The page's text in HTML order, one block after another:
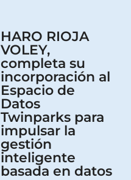
HARO RIOJA
VOLEY,
completa su
incorporación al
Espacio de
Datos
Twinparks para
impulsar la
gestión
inteligente
basada en datos